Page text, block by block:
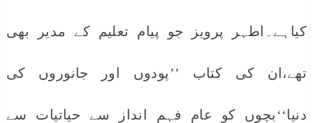
کیاہے۔اطہر پرویز جو پیام تعلیم کے مدیر بھی
تھے،ان کی کتاب ’’پودوں اور جانوروں کی
دنیا‘‘بچوں کو عام فہم انداز سے حیاتیات سے